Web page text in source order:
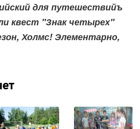
для путешествийъ
квест "Знак четырех"
Холмс! Элементарно,